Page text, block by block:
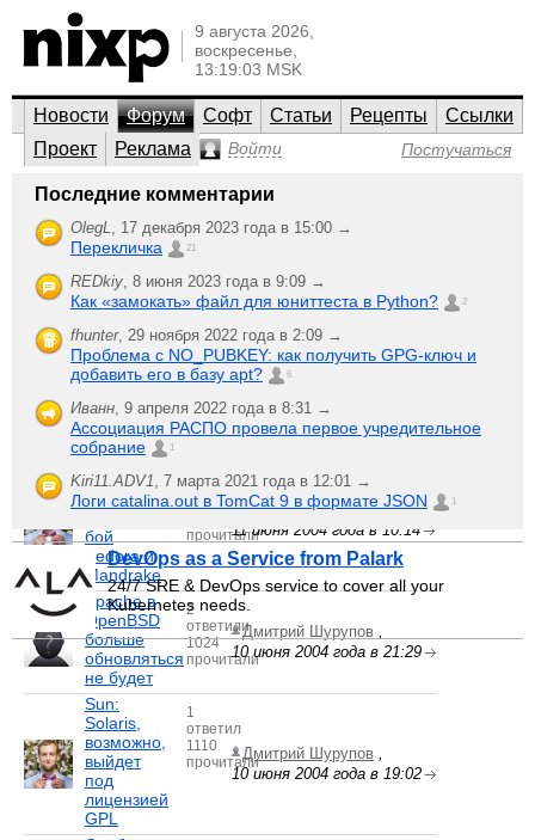
9 августа 2026,
воскресенье,
13:19:03 MSK
Новости Форум Софт Статьи Рецепты
Ссылки
Проект
Реклама Войти Постучаться
Общий по ИТ
Et cetera
Мероприятия (конференции, семинары, мастер-классы),
работа, новости, интернет и Web, безопасность.
Создать
новую тему
;-)
Контроллер
LinCon-8000
управлением
Li
никто
не
ответил
1024
прочитали
anonymous
12 июня 2004 года в 07:58
Lindows
вызывает
на
бой
Fedora и
Mandrake
не
ответил
прочитали
Дмитрий Шурупов,
11 июня 2004 года в 10:14
Apache в
OpenBSD
больше
обновляться
не будет
2
ответили
1024
прочитали
Дмитрий Шурупов ,
10 июня 2004 года в 21:29
Sun:
Solaris,
возможно,
выйдет
под
лицензией
GPL
1
ответил
1110
прочиталиДмитрий Шурупов ,
10 июня 2004 года в 19:02
Последние комментарии
OlegL, 17 декабря 2023 года в 15:00 →
Перекличка 21
REDkiy, 8 июня 2023 года в 9:09 →
Как «замокать» файл для юниттеста в Python? 2
fhunter, 29 ноября 2022 года в 2:09 →
Проблема с NO_PUBKEY: как получить GPG-ключ и
добавить его в базу apt?
6
Иванн, 9 апреля 2022 года в 8:31 →
Ассоциация РАСПО провела первое учредительное
собрание
1
Kiri11.ADV1, 7 марта 2021 года в 12:01 →
Логи catalina.out в TomCat 9 в формате JSON 1
DevOps as a Service from Palark
24/7 SRE & DevOps service to cover all your
Kubernetes needs.